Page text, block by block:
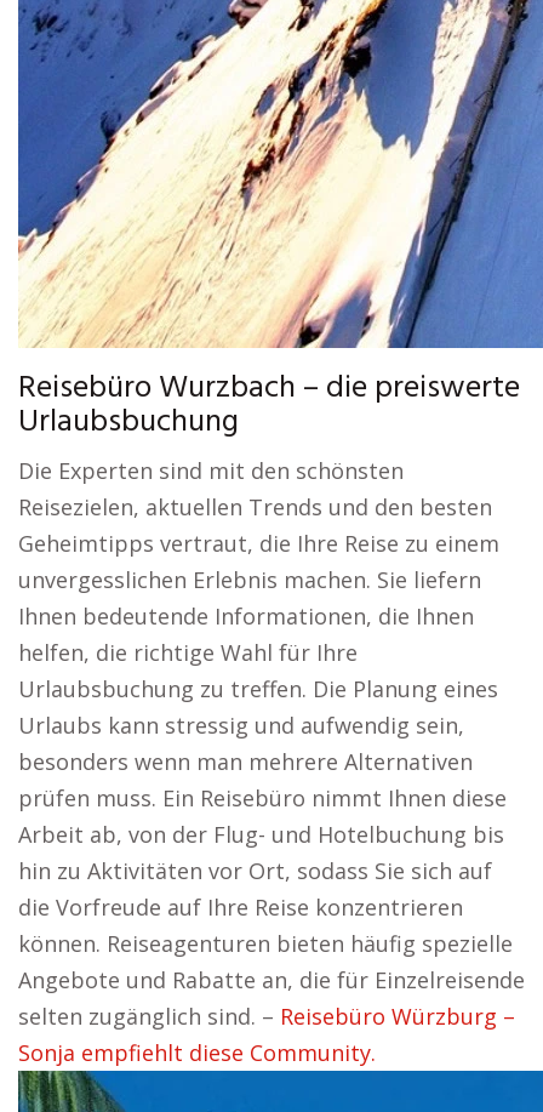
Reisebüro Wurzbach – die preiswerte
Urlaubsbuchung
Die Experten sind mit den schönsten
Reisezielen, aktuellen Trends und den besten
Geheimtipps vertraut, die Ihre Reise zu einem
unvergesslichen Erlebnis machen. Sie liefern
Ihnen bedeutende Informationen, die Ihnen
helfen, die richtige Wahl für Ihre
Urlaubsbuchung zu treffen. Die Planung eines
Urlaubs kann stressig und aufwendig sein,
besonders wenn man mehrere Alternativen
prüfen muss. Ein Reisebüro nimmt Ihnen diese
Arbeit ab, von der Flug- und Hotelbuchung bis
hin zu Aktivitäten vor Ort, sodass Sie sich auf
die Vorfreude auf Ihre Reise konzentrieren
können. Reiseagenturen bieten häufig spezielle
Angebote und Rabatte an, die für Einzelreisende
selten zugänglich sind. – Reisebüro Würzburg –
Sonja empfiehlt diese Community.